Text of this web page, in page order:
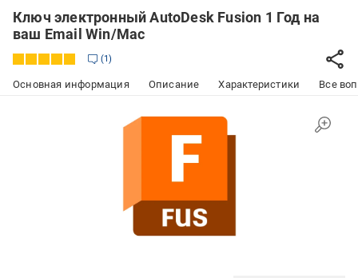
Ключ электронный AutoDesk Fusion 1 Год на
ваш Email Win/Mac
1
Основная информация Описание Характеристики Все